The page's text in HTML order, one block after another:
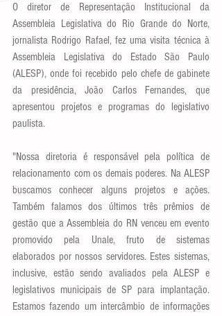
O diretor de Representação Institucional da
Assembleia Legislativa do Rio Grande do Norte,
jornalista Rodrigo Rafael, fez uma visita técnica à
Assembleia Legislativa do Estado São Paulo
(ALESP), onde foi recebido pelo chefe de gabinete
da presidência, João Carlos Fernandes, que
apresentou projetos e programas do legislativo
paulista.
"Nossa diretoria é responsável pela política de
relacionamento com os demais poderes. Na ALESP
buscamos conhecer alguns projetos e ações.
Também falamos dos últimos três prêmios de
gestão que a Assembleia do RN venceu em evento
promovido pela Unale, fruto de sistemas
elaborados por nossos servidores. Estes sistemas,
inclusive, estão sendo avaliados pela ALESP e
legislativos municipais de SP para implantação.
Estamos fazendo um intercâmbio de informações